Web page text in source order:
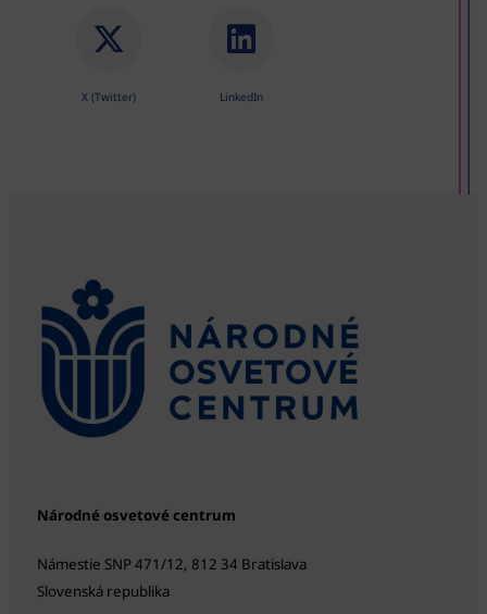
X (Twitter) LinkedIn
Národné osvetové centrum
Námestie SNP 471/12, 812 34 Bratislava
Slovenská republika